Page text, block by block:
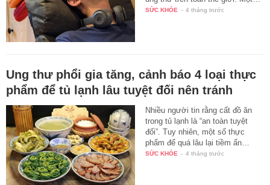
SỨC KHỎE - 4 tháng trước
Ung thư phổi gia tăng, cảnh báo 4 loại thực
phẩm để tủ lạnh lâu tuyệt đối nên tránh
Nhiều người tin rằng cất đồ ăn
trong tủ lạnh là “an toàn tuyệt
đối”. Tuy nhiên, một số thực
phẩm để quá lâu lại tiềm ẩn…
SỨC KHỎE - 4 tháng trước